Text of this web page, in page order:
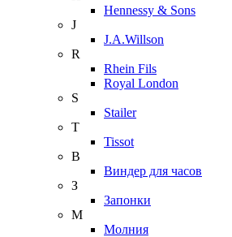
Hennessy & Sons
J
J.A.Willson
R
Rhein Fils
Royal London
S
Stailer
T
Tissot
В
Виндер для часов
З
Запонки
М
Молния